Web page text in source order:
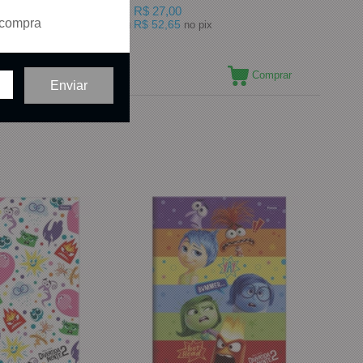
2x R$ 27,00
ou R$ 52,65 no pix
Comprar